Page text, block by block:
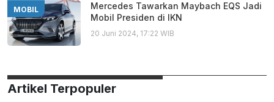
MOBIL
Mercedes Tawarkan Maybach EQS Jadi
Mobil Presiden di IKN
20 Juni 2024, 17:22 WIB
Artikel Terpopuler